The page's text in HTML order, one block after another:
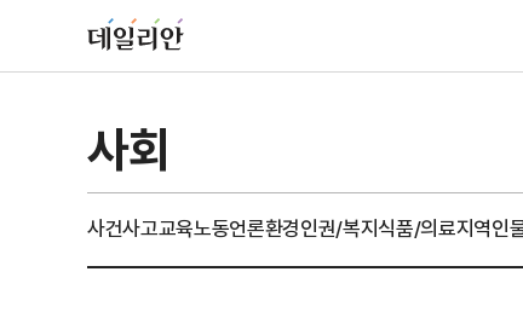
사회
사건사고교육노동언론환경인권/복지식품/의료지역인